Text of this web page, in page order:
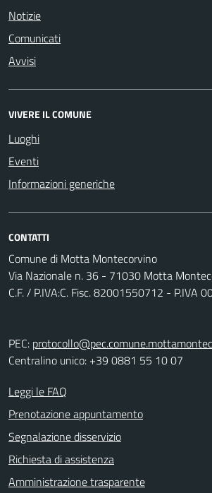
Notizie
Comunicati
Avvisi
VIVERE IL COMUNE
Luoghi
Eventi
Informazioni generiche
CONTATTI
Comune di Motta Montecorvino
Via Nazionale n. 36 - 71030 Motta
C.F. / P.IVA:C. Fisc. 82001550712 - P.IVA
PEC:
Centralino unico: +39 0881 55 10 07
Leggi le FAQ
Prenotazione appuntamento
Segnalazione disservizio
Richiesta di assistenza
Amministrazione trasparente